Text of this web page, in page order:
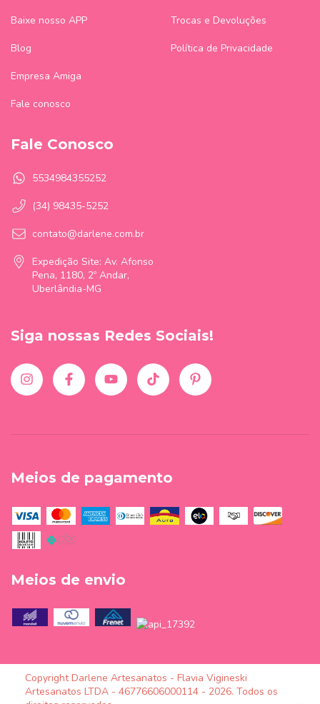
Baixe nosso APP
Blog
Empresa Amiga
Fale conosco
Trocas e Devoluções
Política de Privacidade
Fale Conosco
5534984355252
(34) 98435-5252
contato@darlene.com.br
Expedição Site: Av. Afonso
Pena, 1180, 2º Andar,
Uberlândia-MG
Siga nossas Redes Sociais!
Meios de pagamento
Meios de envio
Copyright Darlene Artesanatos - Flavia Vigineski
Artesanatos LTDA - 46776606000114 - 2026. Todos os